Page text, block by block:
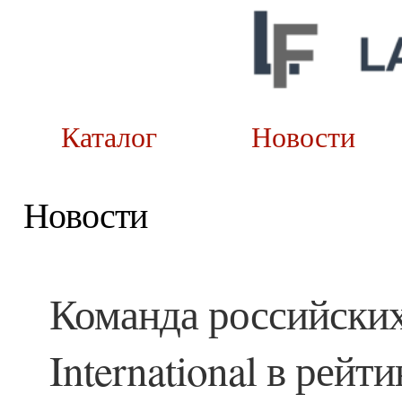
Каталог
Новости
Команда
International в